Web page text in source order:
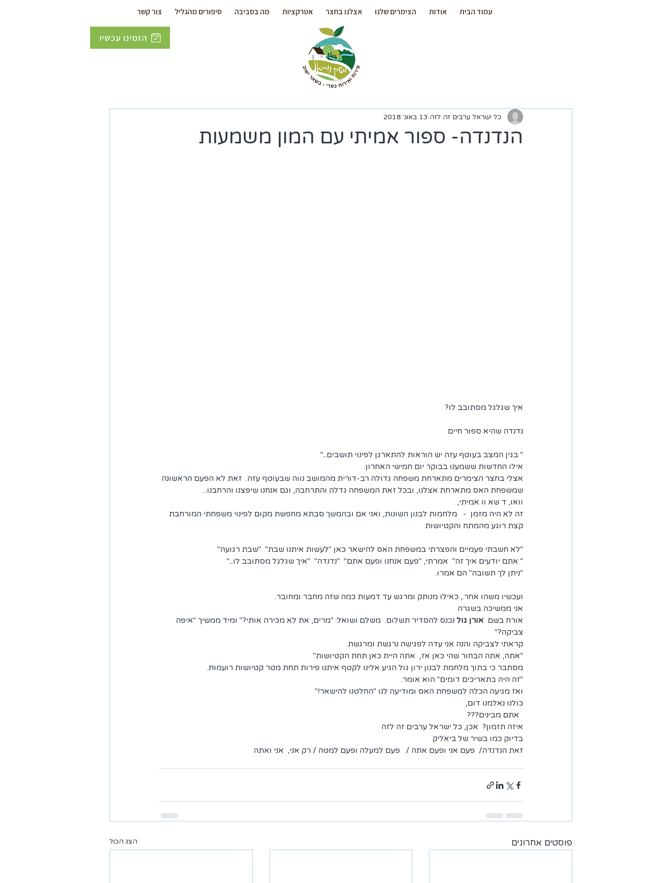
עמוד הבית אודות הצימרים שלנו אצלנו בחצר אטרקציות מה בסביבה סיפורים מהגליל צור קשר
הזמינו עכשיו
הנדנדה- ספור אמיתי עם המון משמעות
כל ישראל ערבים זה לזה 13 באוג׳ 2018
איך שגלגל מסתובב לו?
נדנדה שהיא ספור חיים
" בגין המצב בעוטף עזה יש הוראות להתארגן לפינוי תושבים..."
אילו החדשות ששמענו בבוקר יום חמישי האחרון.
אצלי בחצר הצימרים מתארחת משפחה גדולה רב-דורית מהמושב נווה שבעוטף עזה.  זאת לא הפעם הראשונה
שמשפחת האס מתארחת אצלנו, ובכל זאת המשפחה גדלה והתרחבה, וגם אנחנו שיפצנו והרחבנו...
וואו, ד שא וו אמיתי,
זה לא היה מזמן  -   מלחמות לבנון השונות, ואני אם ובהמשך סבתא מחפשת מקום לפינוי משפחתי המורחבת
קצת רוגע מהמתח והקטיושות
"לא חשבתי פעמיים והפצרתי במשפחת האס להישאר כאן "לעשות איתנו שבת"  "שבת רגועה"
" אתם יודעים איך זה"  אמרתי, "פעם אנחנו ופעם אתם"  "נדנדה"  "איך שגלגל מסתובב לו..."
"ניתן לך תשובה" הם אמרו.
ועכשיו משהו אחר., כאילו מנותק ומרגש עד דמעות כמה שזה מחבר ומחובר.
אני ממשיכה בשגרה
אורח בשם אורן גול נכנס להסדיר תשלום.  משלם ושואל: "מרים, את לא מכירה אותי?" ומיד ממשיך "איפה
צביקה?"
קראתי לצביקה והנה אני עדה לפגישה נרגשת ומרגשת.
"אתה, אתה הבחור שהי כאן אז,  אתה היית כאן תחת הקטיושות"
מסתבר כי בתוך מלחמת לבנון ירון גול הגיע אלינו לקטף איתנו פירות תחת מטר קטיושות רועמות.
"זה היה בתאריכים דומים" הוא אומר.
ואז מגיעה הכלה למשפחת האס ומודיעה לנו "החלטנו להישאר!"
כולנו נאלמנו דום,
איזה תזמון?  אכן, כל ישראל ערבים זה לזה
בדיוק כמו בשיר של ביאליק
זאת הנדנדה/  פעם אני ופעם אתה /   פעם למעלה ופעם למטה / רק אני,  אני ואתה
פוסטים אחרונים הצג הכול